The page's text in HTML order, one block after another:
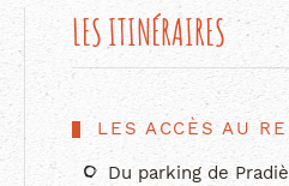
LES ITINÉRAIRES
LES ACCÈS AU
Du parking de